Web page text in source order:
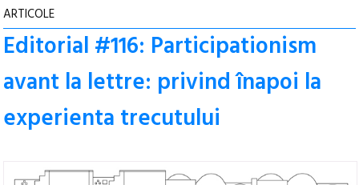
ARTICOLE
Editorial #116: Participationism
avant la lettre: privind înapoi la
experienta trecutului